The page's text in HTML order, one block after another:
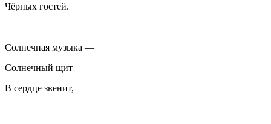
Чёрных гостей.
Солнечная музыка —
Солнечный щит
В сердце звенит,